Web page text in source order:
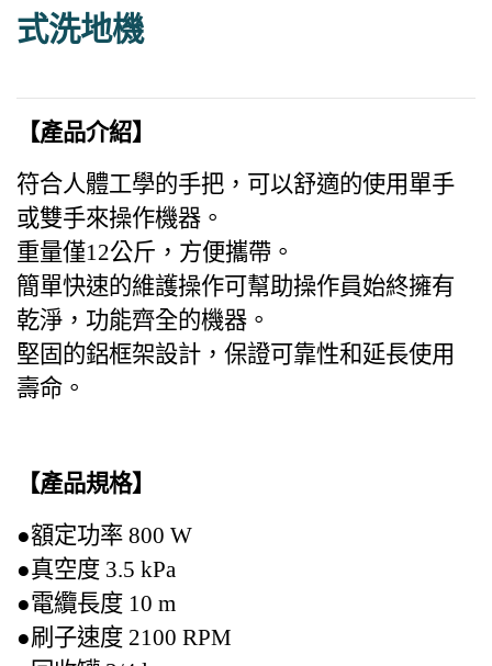
式洗地機
【產品介紹】
符合人體工學的手把，可以舒適的使用單手
或雙手來操作機器。
重量僅12公斤，方便攜帶。
簡單快速的維護操作可幫助操作員始終擁有
乾淨，功能齊全的機器。
堅固的鋁框架設計，保證可靠性和延長使用
壽命。
【產品規格】
●額定功率 800 W
●真空度 3.5 kPa
●電纜長度 10 m
●刷子速度 2100 RPM